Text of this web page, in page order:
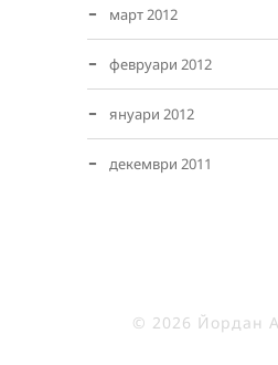
март 2012
февруари 2012
януари 2012
декември 2011
© 2026 Йордан